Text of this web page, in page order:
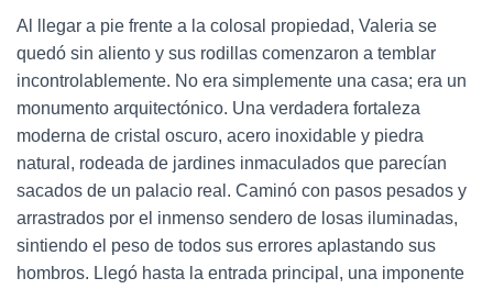
Al llegar a pie frente a la colosal propiedad, Valeria se
quedó sin aliento y sus rodillas comenzaron a temblar
incontrolablemente. No era simplemente una casa; era un
monumento arquitectónico. Una verdadera fortaleza
moderna de cristal oscuro, acero inoxidable y piedra
natural, rodeada de jardines inmaculados que parecían
sacados de un palacio real. Caminó con pasos pesados y
arrastrados por el inmenso sendero de losas iluminadas,
sintiendo el peso de todos sus errores aplastando sus
hombros. Llegó hasta la entrada principal, una imponente